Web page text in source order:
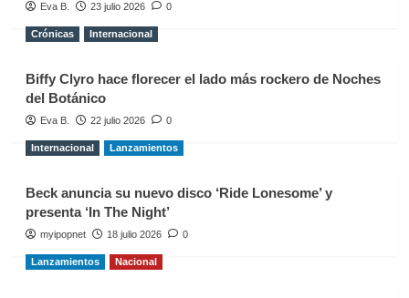
Eva B. 23 julio 2026 0
Crónicas Internacional
Biffy Clyro hace florecer el lado más rockero de Noches
del Botánico
Eva B. 22 julio 2026 0
Internacional Lanzamientos
Beck anuncia su nuevo disco ‘Ride Lonesome’ y
presenta ‘In The Night’
myipopnet 18 julio 2026 0
Lanzamientos Nacional